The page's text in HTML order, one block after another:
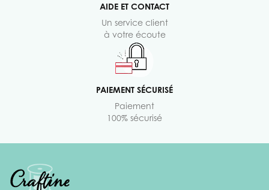
AIDE ET CONTACT
Un service client
à votre écoute
PAIEMENT SÉCURISÉ
Paiement
100% sécurisé